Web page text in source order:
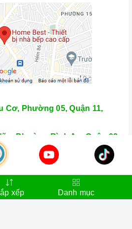
xếp Danh mục
Cơ, Phường 05, Quận 11,
Phường Bình An, Quận 02,